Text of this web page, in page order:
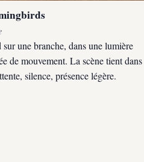
une branche, dans une lumière
de mouvement. La scène tient dans
silence, présence légère.